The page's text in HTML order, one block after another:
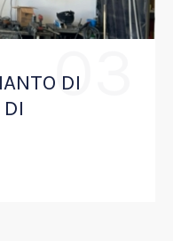
03
DI